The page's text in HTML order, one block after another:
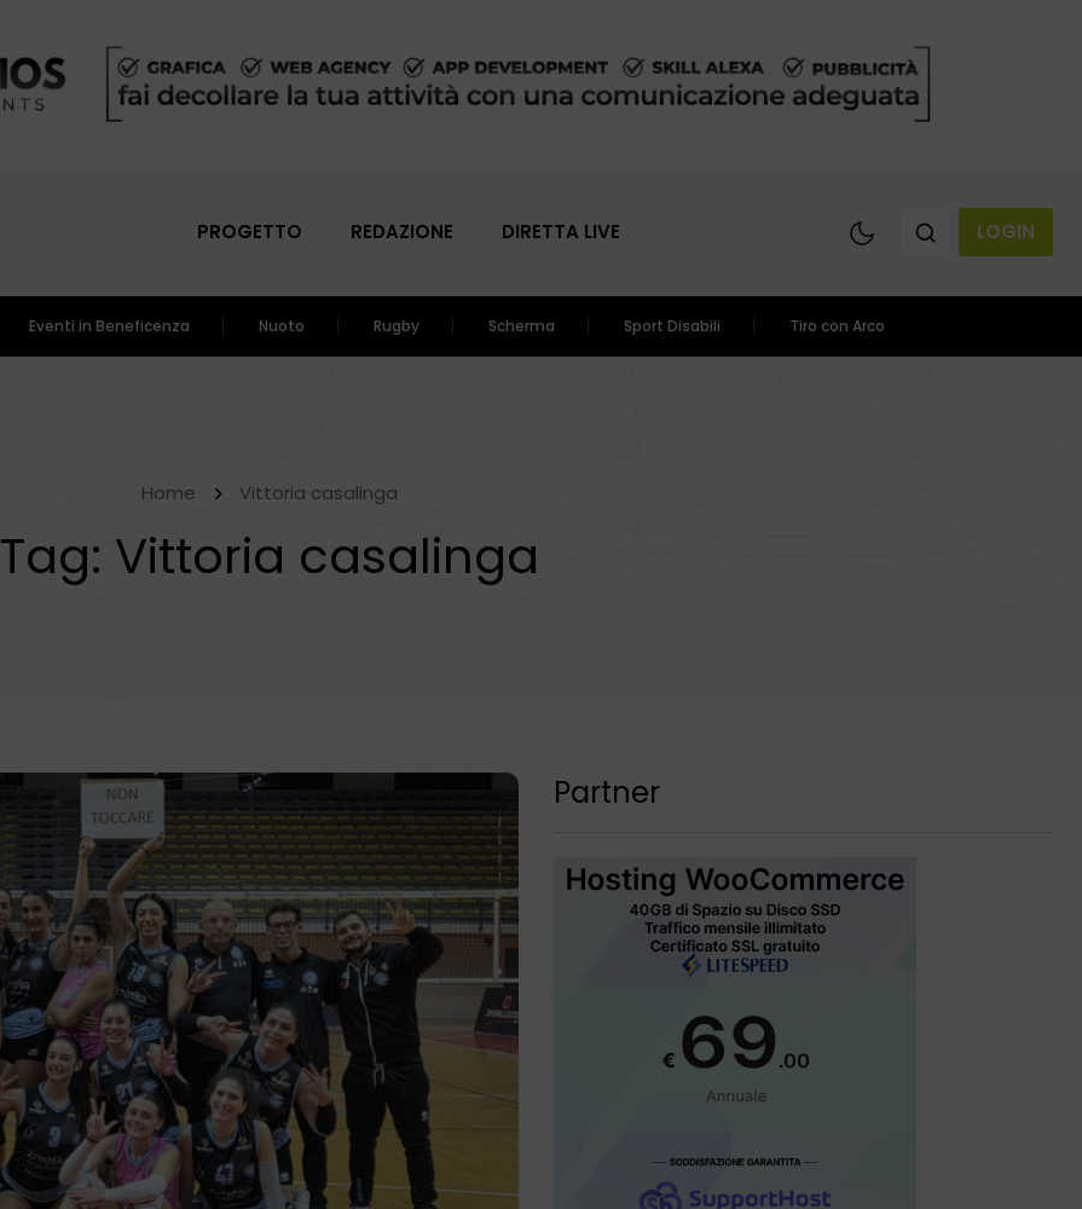
PROGETTO REDAZIONE DIRETTA LIVE LOGIN
Eventi in Beneficenza Nuoto Rugby Scherma Sport Disabili Tiro con Arco
Home Vittoria casalinga
Tag: Vittoria casalinga
Partner
Reloop AMS-RHP-10-
MONO - Costruzione
Professionale Mono Con
50 Mm, Impugnatura
Ergonomica Imbottita,
Nero
On-Ear - Cuffie Bluetooth DJ,